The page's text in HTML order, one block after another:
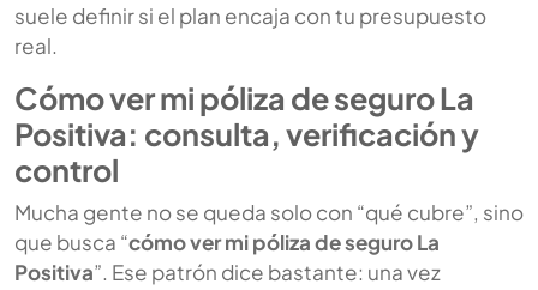
suele definir si el plan encaja con tu presupuesto
real.
Cómo ver mi póliza de seguro La
Positiva: consulta, verificación y
control
Mucha gente no se queda solo con “qué cubre”, sino
que busca “cómo ver mi póliza de seguro La
Positiva”. Ese patrón dice bastante: una vez